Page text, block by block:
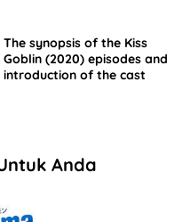
The synopsis of the Kiss
Goblin (2020) episodes and
introduction of the cast
Anda